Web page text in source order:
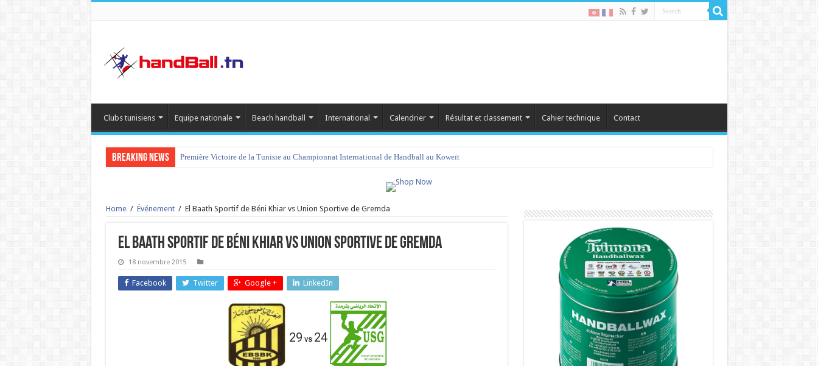
Clubs tunisiens Equipe nationale Beach handball International Calendrier Résultat et classement Cahier technique Contact
Breaking News Première Victoire de la Tunisie au Championnat International de Handball au Koweït
Home / Événement / El Baath Sportif de Béni Khiar vs Union Sportive de Gremda
El Baath Sportif de Béni Khiar vs Union Sportive de Gremda
18 novembre 2015
Facebook Twitter Google + LinkedIn
29 vs 24